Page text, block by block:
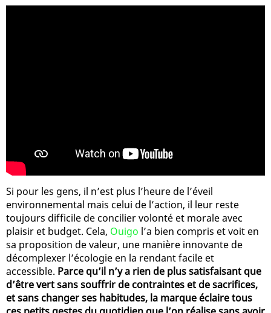
Si pour les gens, il n’est plus l’heure de l’éveil
environnemental mais celui de l’action, il leur reste
toujours difficile de concilier volonté et morale avec
plaisir et budget. Cela, Ouigo l’a bien compris et voit en
sa proposition de valeur, une manière innovante de
décomplexer l’écologie en la rendant facile et
accessible. Parce qu’il n’y a rien de plus satisfaisant que
d’être vert sans souffrir de contraintes et de sacrifices,
et sans changer ses habitudes, la marque éclaire tous